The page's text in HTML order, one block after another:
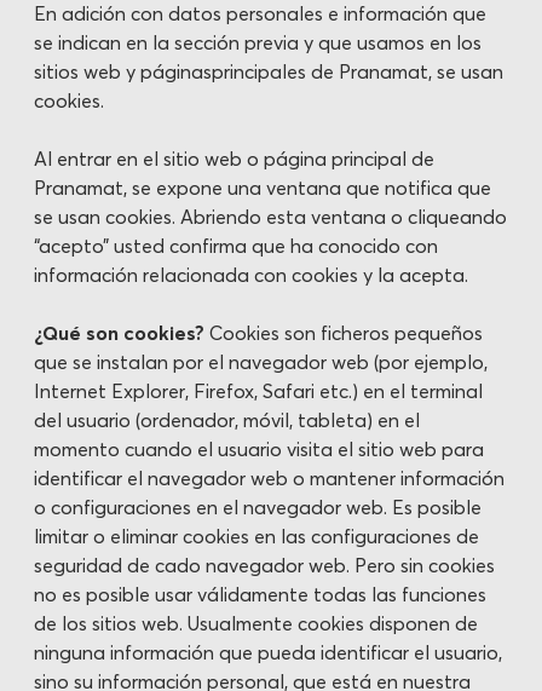
En adición con datos personales e información que
se indican en la sección previa y que usamos en los
sitios web y páginasprincipales de Pranamat, se usan
cookies.
Al entrar en el sitio web o página principal de
Pranamat, se expone una ventana que notifica que
se usan cookies. Abriendo esta ventana o cliqueando
“acepto” usted confirma que ha conocido con
información relacionada con cookies y la acepta.
¿Qué son cookies? Cookies son ficheros pequeños
que se instalan por el navegador web (por ejemplo,
Internet Explorer, Firefox, Safari etc.) en el terminal
del usuario (ordenador, móvil, tableta) en el
momento cuando el usuario visita el sitio web para
identificar el navegador web o mantener información
o configuraciones en el navegador web. Es posible
limitar o eliminar cookies en las configuraciones de
seguridad de cado navegador web. Pero sin cookies
no es posible usar válidamente todas las funciones
de los sitios web. Usualmente cookies disponen de
ninguna información que pueda identificar el usuario,
sino su información personal, que está en nuestra